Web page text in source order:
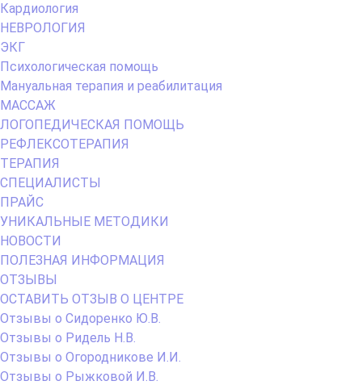
Кардиология
НЕВРОЛОГИЯ
ЭКГ
Психологическая помощь
Мануальная терапия и реабилитация
МАССАЖ
ЛОГОПЕДИЧЕСКАЯ ПОМОЩЬ
РЕФЛЕКСОТЕРАПИЯ
ТЕРАПИЯ
СПЕЦИАЛИСТЫ
ПРАЙС
УНИКАЛЬНЫЕ МЕТОДИКИ
НОВОСТИ
ПОЛЕЗНАЯ ИНФОРМАЦИЯ
ОТЗЫВЫ
ОСТАВИТЬ ОТЗЫВ О ЦЕНТРЕ
Отзывы о Сидоренко Ю.В.
Отзывы о Ридель Н.В.
Отзывы о Огородникове И.И.
Отзывы о Рыжковой И.В.